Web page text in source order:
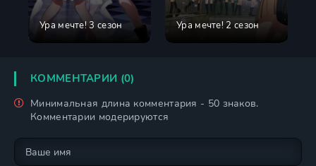
Ура мечте! 3 сезон Ура мечте! 2 сезон
КОММЕНТАРИИ (0)
Минимальная длина комментария - 50 знаков.
Комментарии модерируются